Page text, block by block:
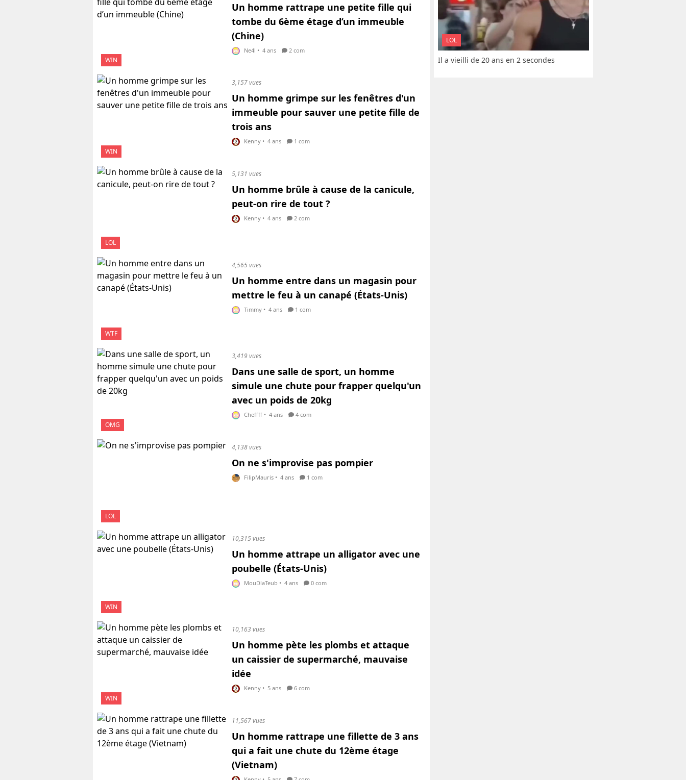
WIN
Un homme rattrape une petite fille qui
tombe du 6ème étage d’un immeuble
(Chine)
Ne4l • 4 ans 2 com
WIN
3,157 vues
Un homme grimpe sur les fenêtres d'un
immeuble pour sauver une petite fille de
trois ans
Kenny • 4 ans 1 com
LOL
5,131 vues
Un homme brûle à cause de la canicule,
peut-on rire de tout ?
Kenny • 4 ans 2 com
WTF
4,565 vues
Un homme entre dans un magasin pour
mettre le feu à un canapé (États-Unis)
Timmy • 4 ans 1 com
OMG
3,419 vues
Dans une salle de sport, un homme
simule une chute pour frapper quelqu'un
avec un poids de 20kg
Cheffff • 4 ans 4 com
LOL
4,138 vues
On ne s'improvise pas pompier
FilipMauris • 4 ans 1 com
WIN
10,315 vues
Un homme attrape un alligator avec une
poubelle (États-Unis)
MouDlaTeub • 4 ans 0 com
WIN
10,163 vues
Un homme pète les plombs et attaque
un caissier de supermarché, mauvaise
idée
Kenny • 5 ans 6 com
11,567 vues
Un homme rattrape une fillette de 3 ans
qui a fait une chute du 12ème étage
(Vietnam)
LOL
Il a vieilli de 20 ans en 2 secondes